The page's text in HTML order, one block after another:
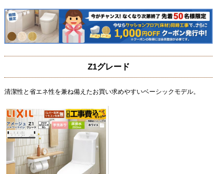
Z1グレード
清潔性と省エネ性を兼ね備えたお買い求めやすいベーシックモデル。